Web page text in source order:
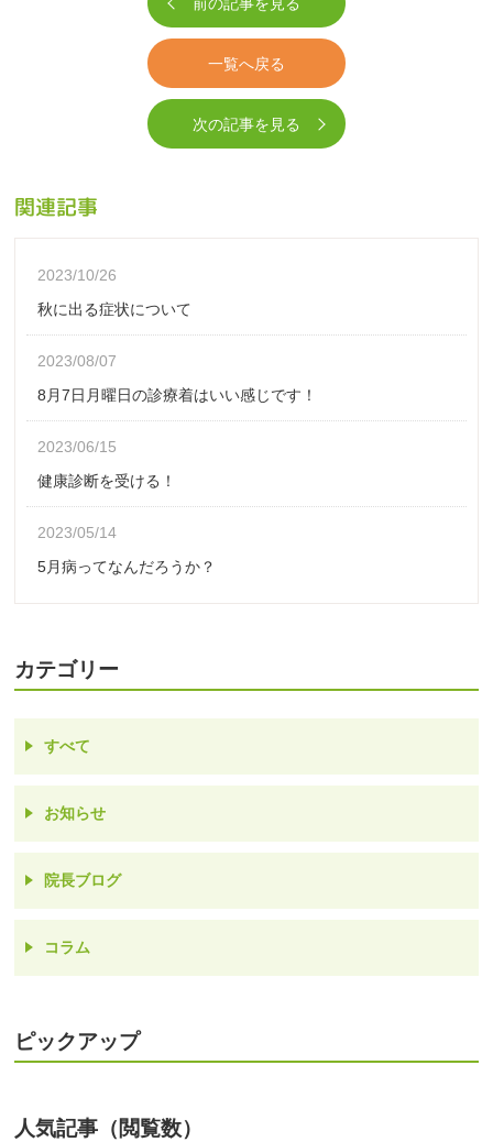
一覧へ戻る
次の記事を見る
関連記事
2023/10/26
秋に出る症状について
2023/08/07
8月7日月曜日の診療着はいい感じです！
2023/06/15
健康診断を受ける！
2023/05/14
5月病ってなんだろうか？
カテゴリー
すべて
お知らせ
院長ブログ
コラム
ピックアップ
人気記事（閲覧数）